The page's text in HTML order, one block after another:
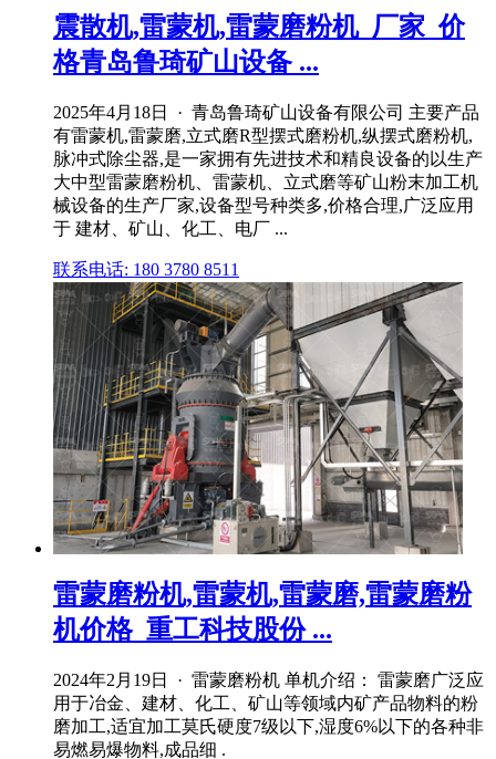
震散机,雷蒙机,雷蒙磨粉机_厂家_价
格青岛鲁琦矿山设备 ...
2025年4月18日 · 青岛鲁琦矿山设备有限公司 主要产品
有雷蒙机,雷蒙磨,立式磨R型摆式磨粉机,纵摆式磨粉机,
脉冲式除尘器,是一家拥有先进技术和精良设备的以生产
大中型雷蒙磨粉机、雷蒙机、立式磨等矿山粉末加工机
械设备的生产厂家,设备型号种类多,价格合理,广泛应用
于 建材、矿山、化工、电厂 ...
联系电话: 180 3780 8511
雷蒙磨粉机,雷蒙机,雷蒙磨,雷蒙磨粉
机价格_重工科技股份 ...
2024年2月19日 · 雷蒙磨粉机 单机介绍： 雷蒙磨广泛应
用于冶金、建材、化工、矿山等领域内矿产品物料的粉
磨加工,适宜加工莫氏硬度7级以下,湿度6%以下的各种非
易燃易爆物料,成品细 .